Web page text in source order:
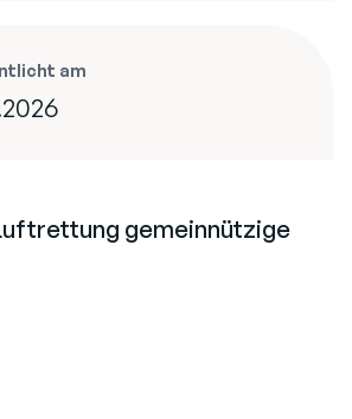
am
gemeinnützige